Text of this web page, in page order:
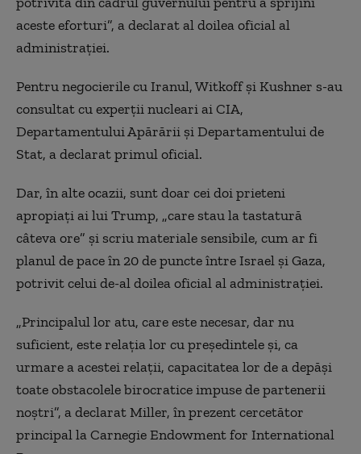
aceste eforturi”, a declarat al doilea oficial al
administrației.
Pentru negocierile cu Iranul, Witkoff și Kushner s-au
consultat cu experții nucleari ai CIA,
Departamentului Apărării și Departamentului de
Stat, a declarat primul oficial.
Dar, în alte ocazii, sunt doar cei doi prieteni
apropiați ai lui Trump, „care stau la tastatură
câteva ore” și scriu materiale sensibile, cum ar fi
planul de pace în 20 de puncte între Israel și Gaza,
potrivit celui de-al doilea oficial al administrației.
„Principalul lor atu, care este necesar, dar nu
suficient, este relația lor cu președintele și, ca
urmare a acestei relații, capacitatea lor de a depăși
toate obstacolele birocratice impuse de partenerii
noștri”, a declarat Miller, în prezent cercetător
principal la Carnegie Endowment for International